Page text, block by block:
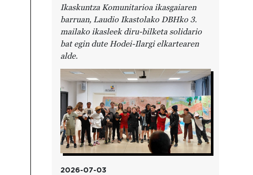
Ikaskuntza Komunitarioa ikasgaiaren
barruan, Laudio Ikastolako DBHko 3.
mailako ikasleek diru-bilketa solidario
bat egin dute Hodei-Ilargi elkartearen
alde.
Irudia
2026-07-03